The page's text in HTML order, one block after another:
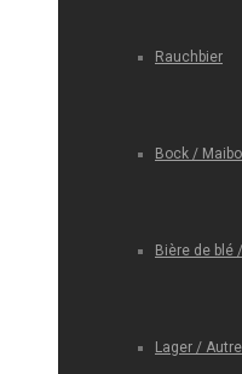
Rauchbier
Bock /
Bière de blé
Lager / Autre